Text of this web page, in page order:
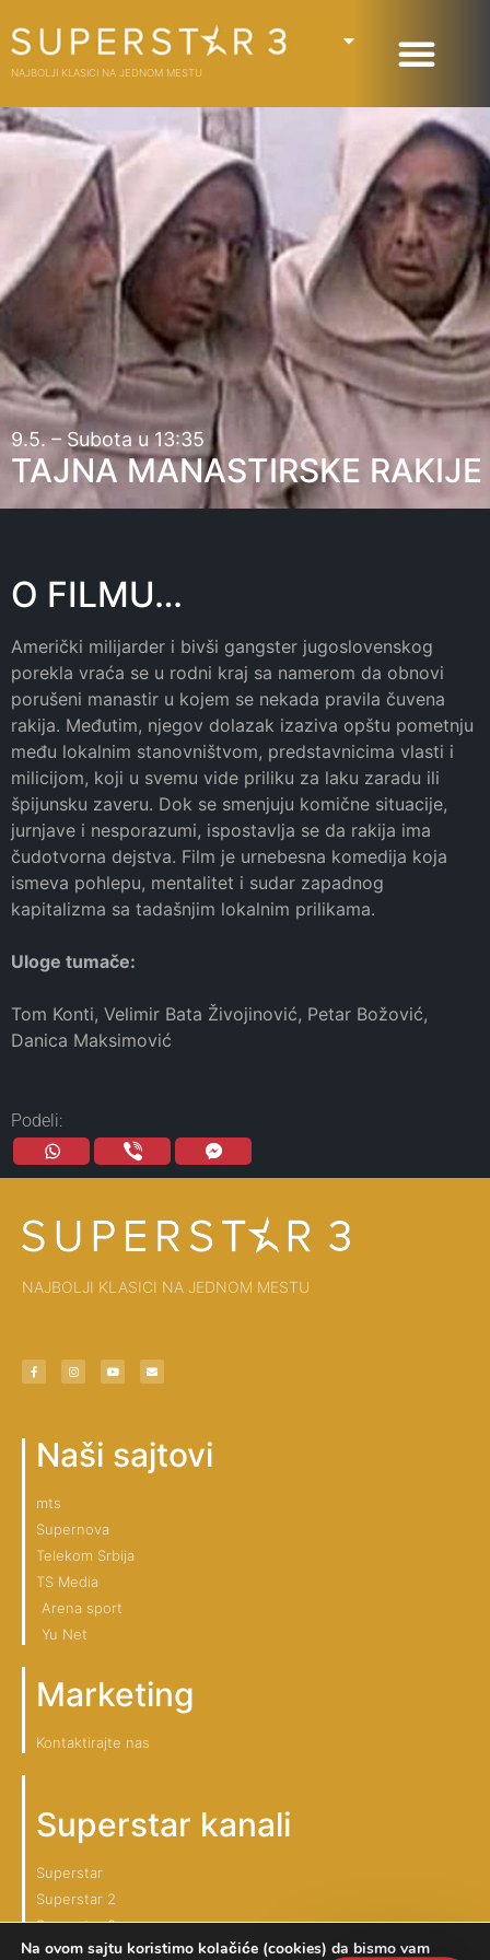
NAJBOLJI KLASICI NA JEDNOM MESTU
9.5. – Subota u 13:35
TAJNA MANASTIRSKE RAKIJE
O FILMU…
Američki milijarder i bivši gangster jugoslovenskog
porekla vraća se u rodni kraj sa namerom da obnovi
porušeni manastir u kojem se nekada pravila čuvena
rakija. Međutim, njegov dolazak izaziva opštu pometnju
među lokalnim stanovništvom, predstavnicima vlasti i
milicijom, koji u svemu vide priliku za laku zaradu ili
špijunsku zaveru. Dok se smenjuju komične situacije,
jurnjave i nesporazumi, ispostavlja se da rakija ima
čudotvorna dejstva. Film je urnebesna komedija koja
ismeva pohlepu, mentalitet i sudar zapadnog
kapitalizma sa tadašnjim lokalnim prilikama.
Uloge tumače:
Tom Konti, Velimir Bata Živojinović, Petar Božović,
Danica Maksimović
Podeli:
NAJBOLJI KLASICI NA JEDNOM MESTU
Naši sajtovi
mts
Supernova
Telekom Srbija
TS Media
Arena sport
Yu Net
Marketing
Kontaktirajte nas
Superstar kanali
Superstar
Superstar 2
Superstar 3
Na ovom sajtu koristimo kolačiće (cookies) da bismo vam